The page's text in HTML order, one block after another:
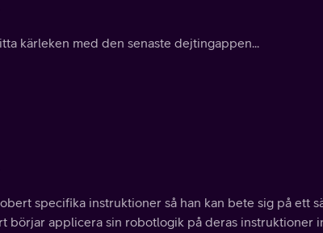
kärleken med den senaste dejtingappen...
specifika instruktioner så han kan bete sig på ett
börjar applicera sin robotlogik på deras instruktioner